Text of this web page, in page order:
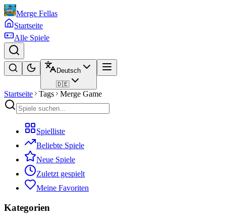
Merge Fellas
Startseite
Alle Spiele
Deutsch
🇩🇪
Startseite Tags Merge Game
Spielliste
Beliebte Spiele
Neue Spiele
Zuletzt gespielt
Meine Favoriten
Kategorien